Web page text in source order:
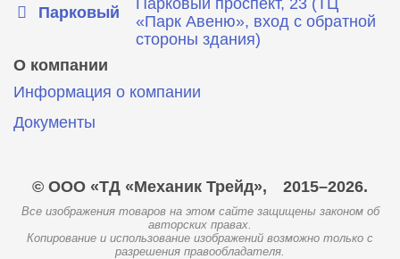
Парковый
«Парк Авеню», вход с обратной
стороны здания)
О компании
Информация о компании
Документы
© ООО «ТД «Механик Трейд», 2015–2026.
Все изображения товаров на этом сайте защищены законом об
авторских правах.
Копирование и использование изображений возможно только с
разрешения правообладателя.